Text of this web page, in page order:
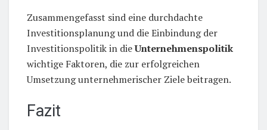
Zusammengefasst sind eine durchdachte
Investitionsplanung und die Einbindung der
Investitionspolitik in dieUnternehmenspolitik
wichtige Faktoren, die zur erfolgreichen
Umsetzung unternehmerischer Ziele beitragen.
Fazit